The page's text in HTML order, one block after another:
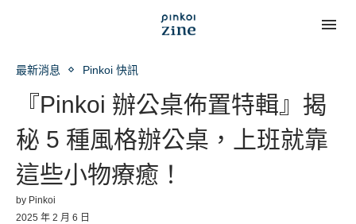
最新消息 Pinkoi 快訊
『Pinkoi 辦公桌佈置特輯』揭
秘 5 種風格辦公桌，上班就靠
這些小物療癒！
by Pinkoi
2025 年 2 月 6 日